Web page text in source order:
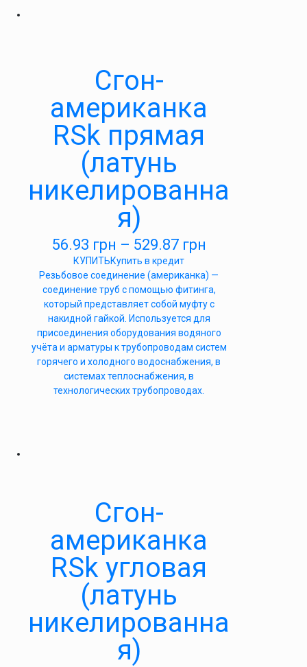
Сгон-
американка
RSk прямая
(латунь
никелированна
я)
56.93 грн – 529.87 грн
КУПИТЬКупить в кредит
Резьбовое соединение (американка) —
соединение труб с помощью фитинга,
который представляет собой муфту с
накидной гайкой. Используется для
присоединения оборудования водяного
учёта и арматуры к трубопроводам систем
горячего и холодного водоснабжения, в
системах теплоснабжения, в
технологических трубопроводах.
Сгон-
американка
RSk угловая
(латунь
никелированна
я)